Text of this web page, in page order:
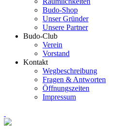
Budo-Shop
Unser Gründer
Unsere Partner
Budo-Club
Verein
Vorstand
Kontakt
Wegbeschreibung
Fragen & Antworten
Öffnungszeiten
Impressum